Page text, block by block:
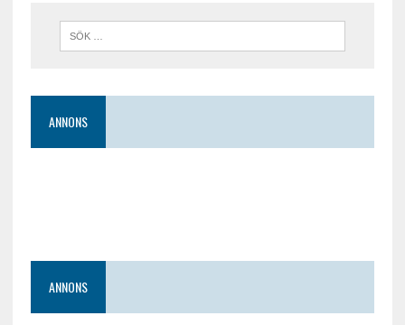
ANNONS
ANNONS